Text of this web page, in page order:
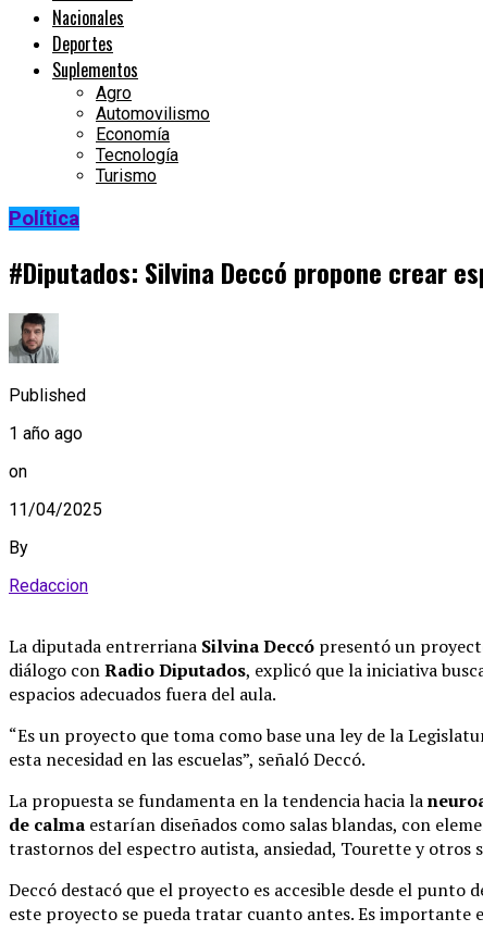
Nacionales
Deportes
Suplementos
Agro
Automovilismo
Economía
Tecnología
Turismo
Política
#Diputados: Silvina Deccó propone crear
Published
1 año ago
on
11/04/2025
By
Redaccion
La diputada entrerriana Silvina Deccó presentó un
diálogo conRadio Diputados, explicó que la iniciativa
espacios adecuados fuera del aula.
“Es un proyecto que toma como base una ley de la
esta necesidad en las escuelas”, señaló Deccó.
La propuesta se fundamenta en la tendencia hacia la
de calma estarían diseñados como salas blandas, con
trastornos del espectro autista, ansiedad, Tourette y otros
Deccó destacó que el proyecto es accesible desde el
este proyecto se pueda tratar cuanto antes. Es importante